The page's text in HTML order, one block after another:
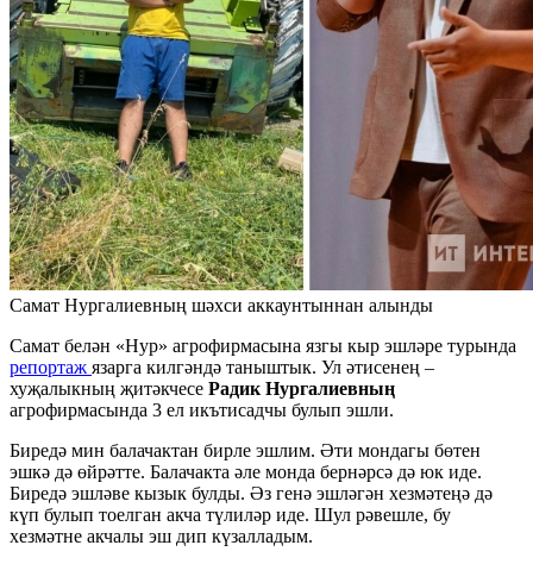
Самат Нургалиевның шәхси аккаунтыннан алынды
Самат белән «Нур» агрофирмасына язгы кыр эшләре турында
репортаж язарга килгәндә таныштык. Ул әтисенең –
хуҗалыкның җитәкчесе Радик Нургалиевның
агрофирмасында 3 ел икътисадчы булып эшли.
Биредә мин балачактан бирле эшлим. Әти мондагы бөтен
эшкә дә өйрәтте. Балачакта әле монда бернәрсә дә юк иде.
Биредә эшләве кызык булды. Әз генә эшләгән хезмәтеңә дә
күп булып тоелган акча түлиләр иде. Шул рәвешле, бу
хезмәтне акчалы эш дип күзалладым.